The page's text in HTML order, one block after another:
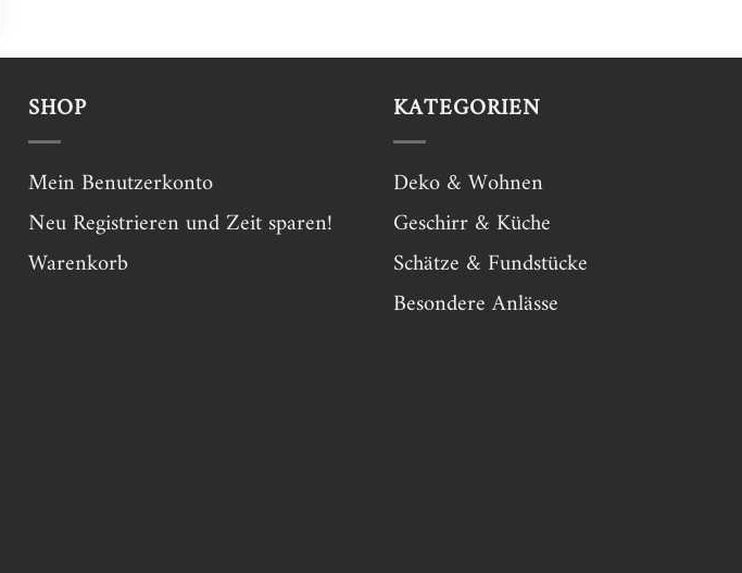
SHOP
Mein Benutzerkonto
Neu Registrieren und Zeit sparen!
Warenkorb
KATEGORIEN
Deko & Wohnen
Geschirr & Küche
Schätze & Fundstücke
Besondere Anlässe